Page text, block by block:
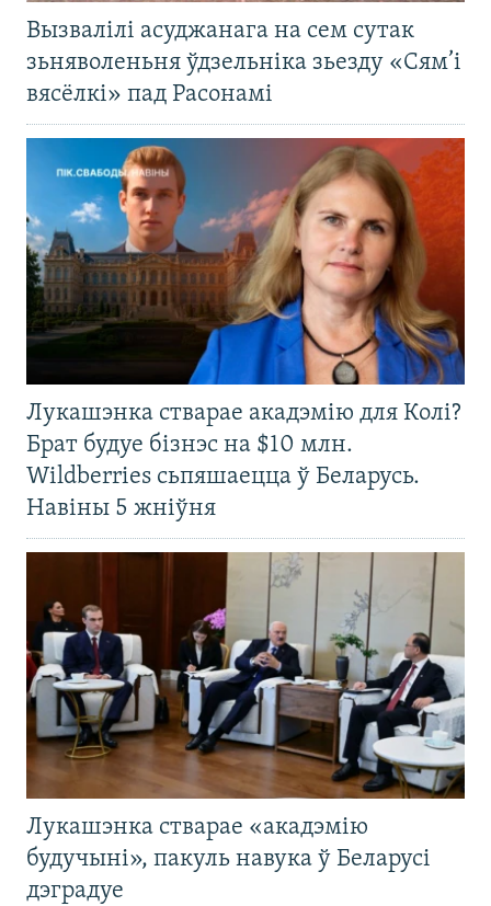
Вызвалілі асуджанага на сем сутак
зьняволеньня ўдзельніка зьезду «Сям’і
вясёлкі» пад Расонамі
Лукашэнка стварае акадэмію для Колі?
Брат будуе бізнэс на $10 млн.
Wildberries сьпяшаецца ў Беларусь.
Навіны 5 жніўня
Лукашэнка стварае «акадэмію
будучыні», пакуль навука ў Беларусі
дэградуе